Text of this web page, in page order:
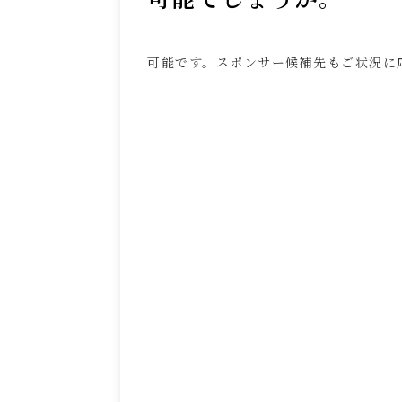
可能です。スポンサー候補先もご状況に